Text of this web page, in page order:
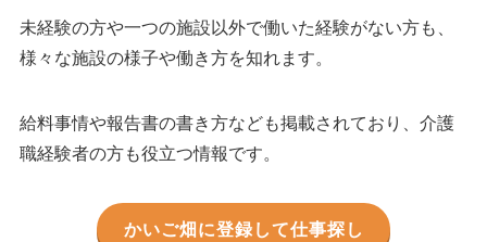
未経験の方や一つの施設以外で働いた経験がない方も、
様々な施設の様子や働き方を知れます。
給料事情や報告書の書き方なども掲載されており、介護
職経験者の方も役立つ情報です。
かいご畑に登録して仕事探し